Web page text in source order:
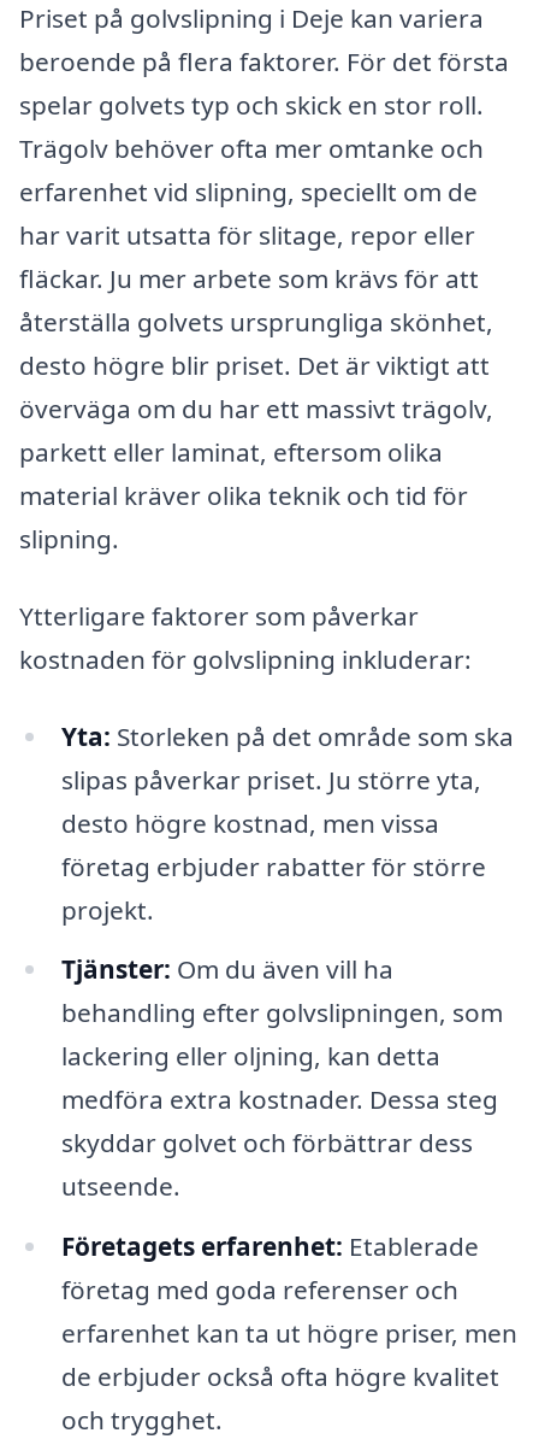
Priset på golvslipning i Deje kan variera
beroende på flera faktorer. För det första
spelar golvets typ och skick en stor roll.
Trägolv behöver ofta mer omtanke och
erfarenhet vid slipning, speciellt om de
har varit utsatta för slitage, repor eller
fläckar. Ju mer arbete som krävs för att
återställa golvets ursprungliga skönhet,
desto högre blir priset. Det är viktigt att
överväga om du har ett massivt trägolv,
parkett eller laminat, eftersom olika
material kräver olika teknik och tid för
slipning.
Ytterligare faktorer som påverkar
kostnaden för golvslipning inkluderar:
Yta: Storleken på det område som ska
slipas påverkar priset. Ju större yta,
desto högre kostnad, men vissa
företag erbjuder rabatter för större
projekt.
Tjänster: Om du även vill ha
behandling efter golvslipningen, som
lackering eller oljning, kan detta
medföra extra kostnader. Dessa steg
skyddar golvet och förbättrar dess
utseende.
Företagets erfarenhet: Etablerade
företag med goda referenser och
erfarenhet kan ta ut högre priser, men
de erbjuder också ofta högre kvalitet
och trygghet.